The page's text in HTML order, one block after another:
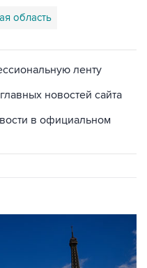
область
ленту
новостей сайта
в официальном